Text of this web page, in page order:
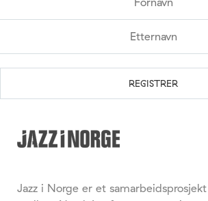
Jazz i Norge er et samarbeidsprosjekt